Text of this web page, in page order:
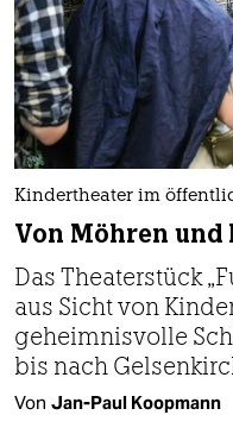
Kindertheater im
Von Möhren und
Das Theaterstück
aus Sicht von
geheimnisvolle
bis nach
Von Jan-Paul Koopmann